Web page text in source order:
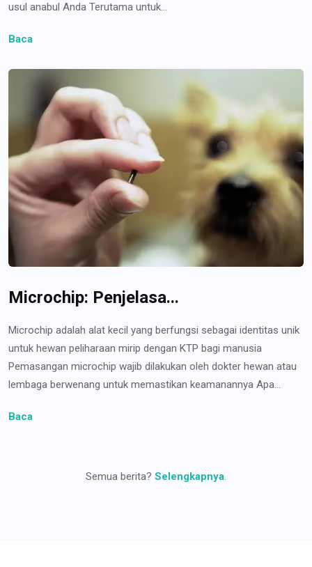
usul anabul Anda Terutama untuk...
Baca
Microchip: Penjelasa...
Microchip adalah alat kecil yang berfungsi sebagai identitas unik
untuk hewan peliharaan mirip dengan KTP bagi manusia
Pemasangan microchip wajib dilakukan oleh dokter hewan atau
lembaga berwenang untuk memastikan keamanannya Apa...
Baca
Semua berita? Selengkapnya